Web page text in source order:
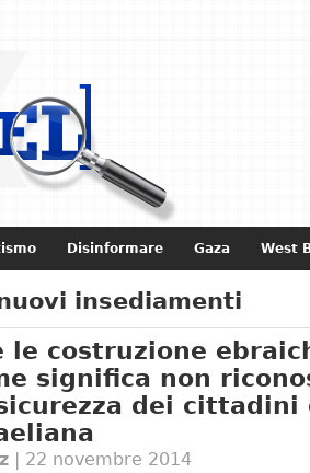
Disinformare Gaza West
Storia di Israeleinsediamenti
le costruzione
significa non
dei cittadini
| 22 novembre 2014